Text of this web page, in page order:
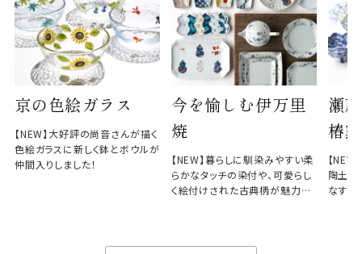
京の色絵ガラス
【NEW】大好評の尚音さんが描く
色絵ガラスに新しく鉢とボウルが
仲間入りしました！
今を愉しむ伊万里
焼
【NEW】暮らしに馴染みやすい柔
らかなタッチの染付や、可愛らし
く絵付けされた古典柄が魅力の
瀬
椿窯
【
陶土と
なす、